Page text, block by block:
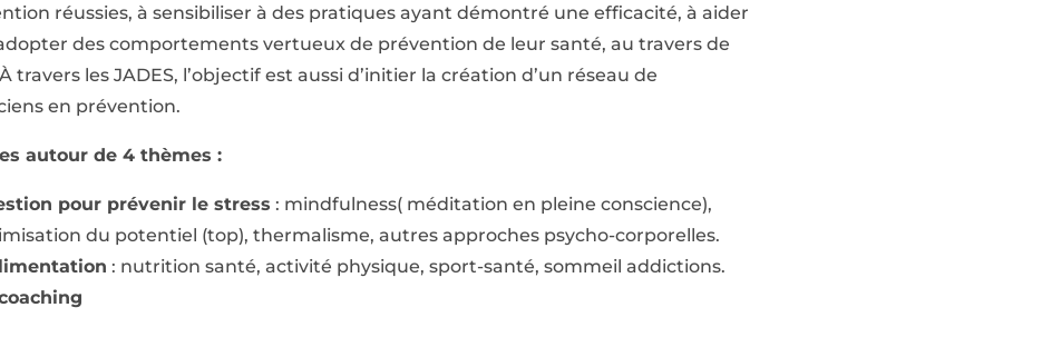
réussies, à sensibiliser à des pratiques ayant démontré une efficacité, à aider
des comportements vertueux de prévention de leur santé, au travers de
travers les JADES, l’objectif est aussi d’initier la création d’un réseau de
en prévention.
autour de 4 thèmes :
pour prévenir le stress : mindfulness( méditation en pleine conscience),
du potentiel (top), thermalisme, autres approches psycho-corporelles.
: nutrition santé, activité physique, sport-santé, sommeil addictions.